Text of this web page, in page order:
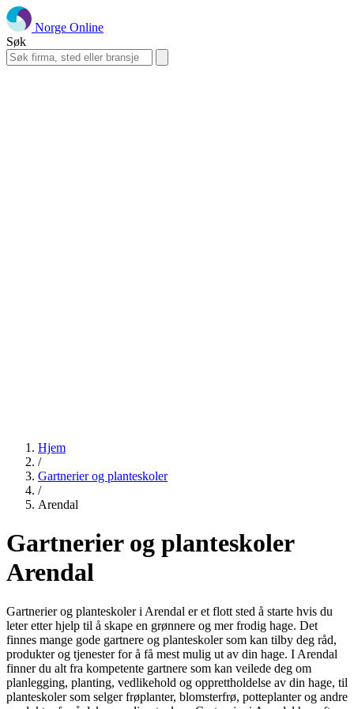
Norge Online
Søk
Hjem
/
Gartnerier og planteskoler
/
Arendal
Gartnerier og planteskoler
Arendal
Gartnerier og planteskoler i Arendal er et flott sted å starte hvis du
leter etter hjelp til å skape en grønnere og mer frodig hage. Det
finnes mange gode gartnere og planteskoler som kan tilby deg råd,
produkter og tjenester for å få mest mulig ut av din hage. I Arendal
finner du alt fra kompetente gartnere som kan veilede deg om
planlegging, planting, vedlikehold og opprettholdelse av din hage, til
planteskoler som selger frøplanter, blomsterfrø, potteplanter og andre